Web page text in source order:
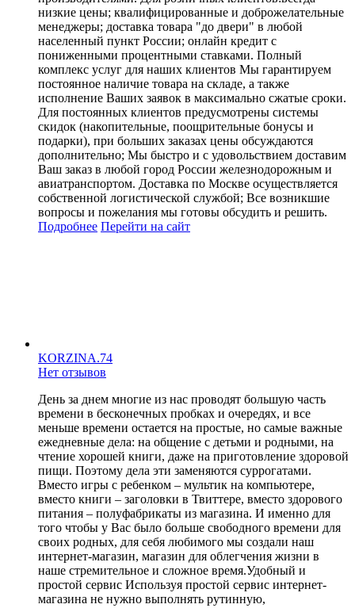
низкие цены; квалифицированные и доброжелательные
менеджеры; доставка товара "до двери" в любой
населенный пункт России; онлайн кредит с
пониженными процентными ставками. Полный
комплекс услуг для наших клиентов Мы гарантируем
постоянное наличие товара на складе, а также
исполнение Ваших заявок в максимально сжатые сроки.
Для постоянных клиентов предусмотрены системы
скидок (накопительные, поощрительные бонусы и
подарки), при больших заказах цены обсуждаются
дополнительно; Мы быстро и с удовольствием доставим
Ваш заказ в любой город России железнодорожным и
авиатранспортом. Доставка по Москве осуществляется
собственной логистической службой; Все возникшие
вопросы и пожелания мы готовы обсудить и решить.
Подробнее Перейти на сайт
KORZINA.74
Нет отзывов
День за днем многие из нас проводят большую часть
времени в бесконечных пробках и очередях, и все
меньше времени остается на простые, но самые важные
ежедневные дела: на общение с детьми и родными, на
чтение хорошей книги, даже на приготовление здоровой
пищи. Поэтому дела эти заменяются суррогатами.
Вместо игры с ребенком – мультик на компьютере,
вместо книги – заголовки в Твиттере, вместо здорового
питания – полуфабрикаты из магазина. И именно для
того чтобы у Вас было больше свободного времени для
своих родных, для себя любимого мы создали наш
интернет-магазин, магазин для облегчения жизни в
наше стремительное и сложное время.Удобный и
простой сервис Используя простой сервис интернет-
магазина не нужно выполнять рутинную,